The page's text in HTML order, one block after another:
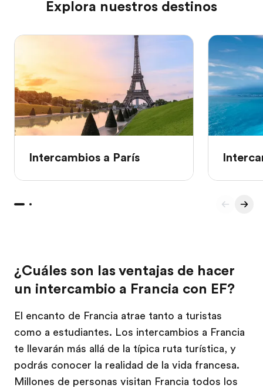
Explora nuestros destinos
Intercambios a París
¿Cuáles son las ventajas de hacer
un intercambio a Francia con EF?
El encanto de Francia atrae tanto a turistas
como a estudiantes. Los intercambios a Francia
te llevarán más allá de la típica ruta turística, y
podrás conocer la realidad de la vida francesa.
Millones de personas visitan Francia todos los